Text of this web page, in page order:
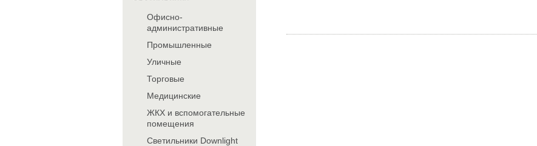
Офисно-
административные
Промышленные
Уличные
Торговые
Медицинские
ЖКХ и вспомогательные
помещения
Cветильники Downlight